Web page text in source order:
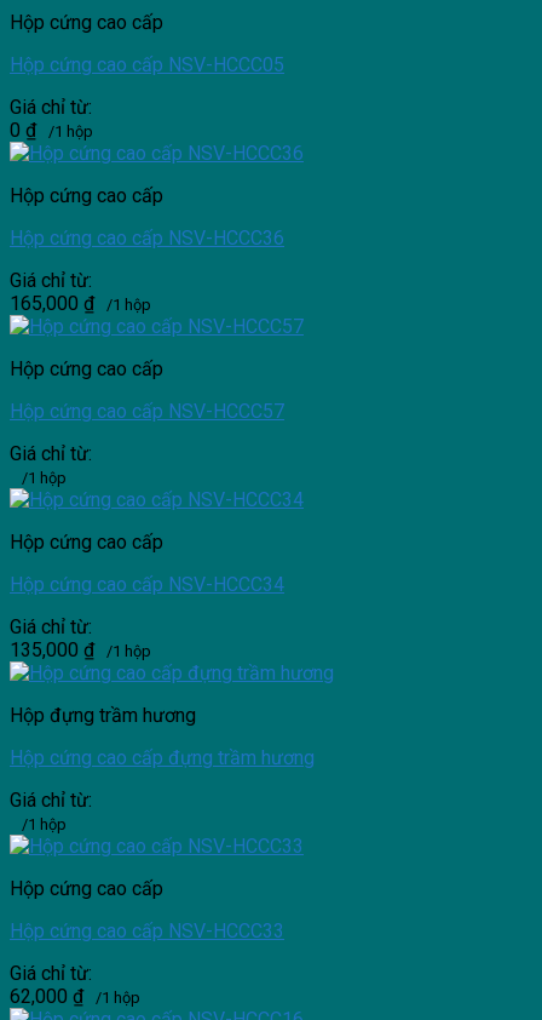
Hộp cứng cao cấp
Hộp cứng cao cấp NSV-HCCC05
Giá chỉ từ:
0 ₫ /1 hộp
Hộp cứng cao cấp
Hộp cứng cao cấp NSV-HCCC36
Giá chỉ từ:
165,000 ₫ /1 hộp
Hộp cứng cao cấp
Hộp cứng cao cấp NSV-HCCC57
Giá chỉ từ:
/1 hộp
Hộp cứng cao cấp
Hộp cứng cao cấp NSV-HCCC34
Giá chỉ từ:
135,000 ₫ /1 hộp
Hộp đựng trầm hương
Hộp cứng cao cấp đựng trầm hương
Giá chỉ từ:
/1 hộp
Hộp cứng cao cấp
Hộp cứng cao cấp NSV-HCCC33
Giá chỉ từ:
62,000 ₫ /1 hộp